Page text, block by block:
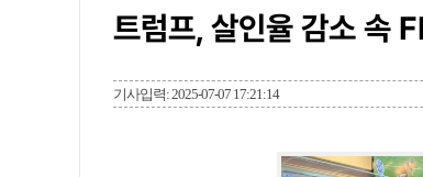
트럼프, 살인율 감소 속
기사입력: 2025-07-07 17:21:14